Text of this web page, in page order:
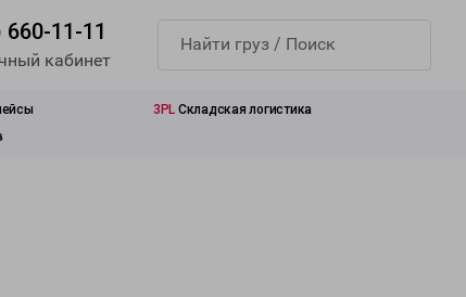
660-11-11
кабинет
3PL Складская логистика